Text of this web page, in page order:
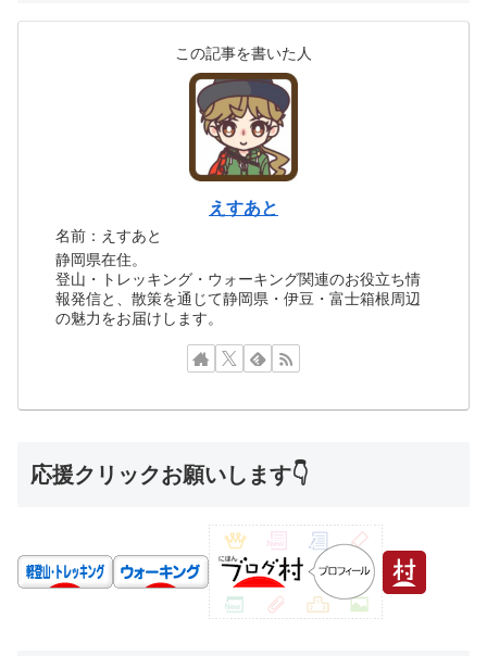
この記事を書いた人
えすあと
名前：えすあと
静岡県在住。
登山・トレッキング・ウォーキング関連のお役立ち情
報発信と、散策を通じて静岡県・伊豆・富士箱根周辺
の魅力をお届けします。
応援クリックお願いします👇